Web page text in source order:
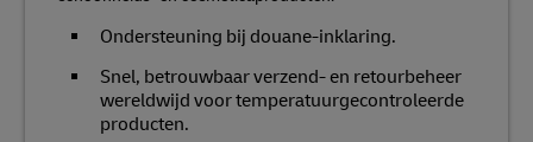
Ondersteuning bij douane-inklaring.
Snel, betrouwbaar verzend- en retourbeheer
wereldwijd voor temperatuurgecontroleerde
producten.